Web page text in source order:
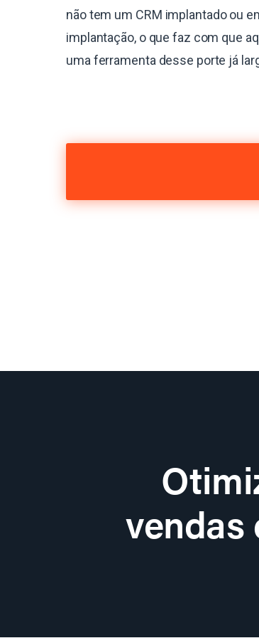
não tem um CRM implantado ou
implantação, o que faz com que
uma ferramenta desse porte já
vendas